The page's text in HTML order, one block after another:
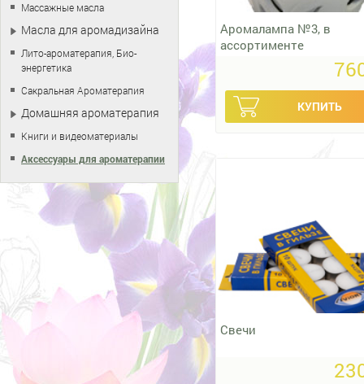
Аромалампа №3, в
ассортименте
Свечи
Массажные масла
Масла для аромадизайна
Лито-ароматерапия, Био-
энергетика
Сакральная Ароматерапия
Домашняя ароматерапия
Книги и видеоматериалы
Аксессуары для ароматерапии